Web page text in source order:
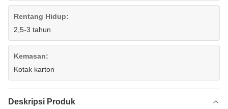
Rentang Hidup:
2,5-3 tahun
Kemasan:
Kotak karton
Deskripsi Produk